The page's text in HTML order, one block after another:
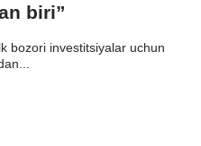
biri”
bozori investitsiyalar uchun